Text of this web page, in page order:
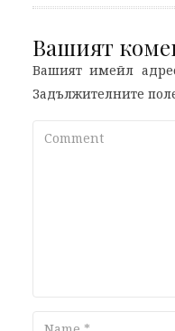
Вашият
Вашият имейл
Задължителните
Comment
Name